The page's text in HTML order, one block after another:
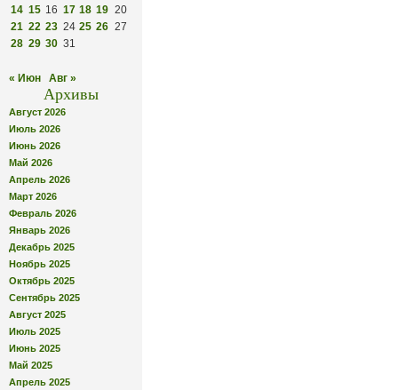
14 15 16 17 18 19 20
21 22 23 24 25 26 27
28 29 30 31
« Июн Авг »
Архивы
Август 2026
Июль 2026
Июнь 2026
Май 2026
Апрель 2026
Март 2026
Февраль 2026
Январь 2026
Декабрь 2025
Ноябрь 2025
Октябрь 2025
Сентябрь 2025
Август 2025
Июль 2025
Июнь 2025
Май 2025
Апрель 2025